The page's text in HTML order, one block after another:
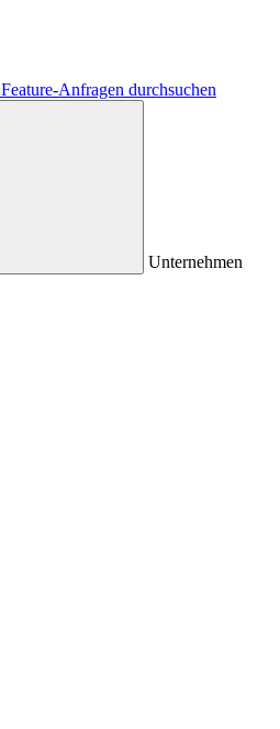
Feature-Anfragen durchsuchen
Unternehmen